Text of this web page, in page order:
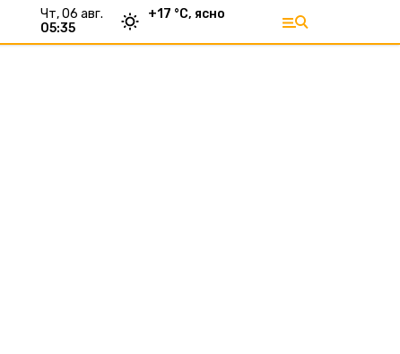
чт, 06 авг.
05:35
+17 °С, ясно